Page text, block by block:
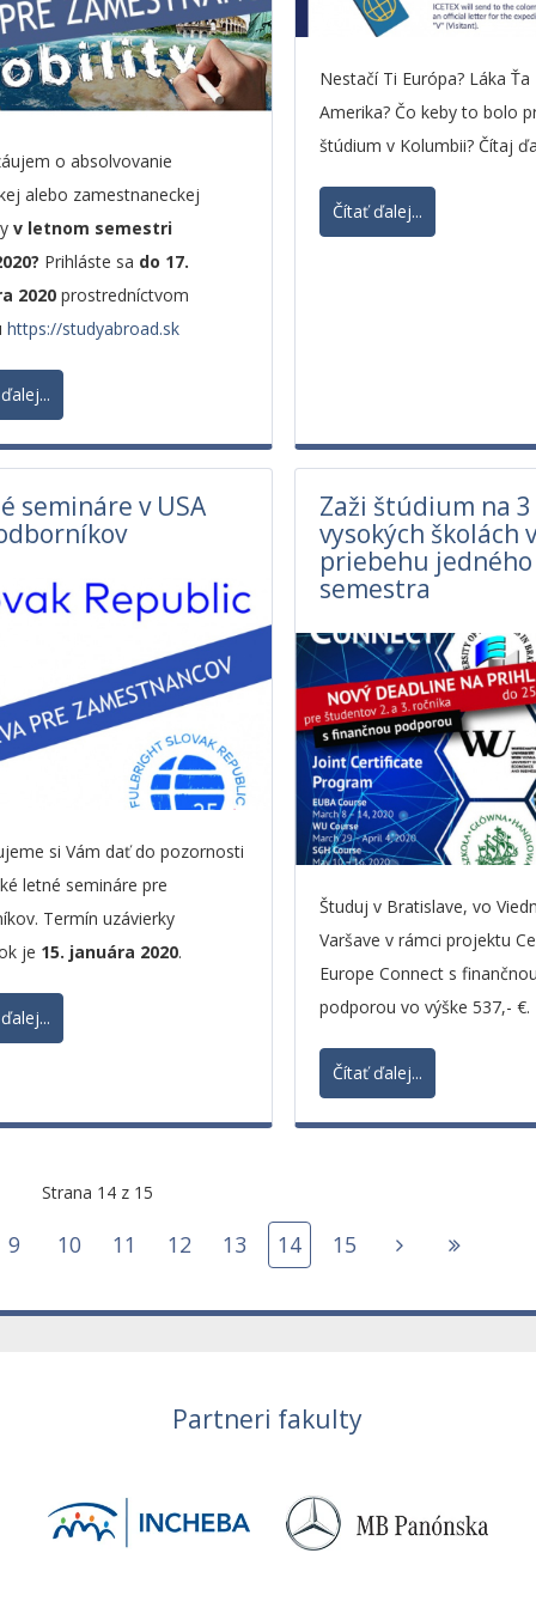
o absolvovanie
alebo zamestnaneckej
v letnom semestri
Prihláste sa do 17.
2020 prostredníctvom
https://studyabroad.sk
Nestačí Ti Európa? Láka
Amerika? Čo keby to bolo
štúdium v Kolumbii? Čítaj
Čítať ďalej...
semináre v USA
si Vám dať do pozornosti
letné semináre pre
Termín uzávierky
je 15. januára 2020.
Zaži štúdium na 3
vysokých školách
priebehu jedného
semestra
Študuj v Bratislave, vo
Varšave v rámci projektu
Europe Connect s
podporou vo výške 537,- €.
Čítať ďalej...
Strana 14 z 15
9 10 11 12 13 14 15
Partneri fakulty